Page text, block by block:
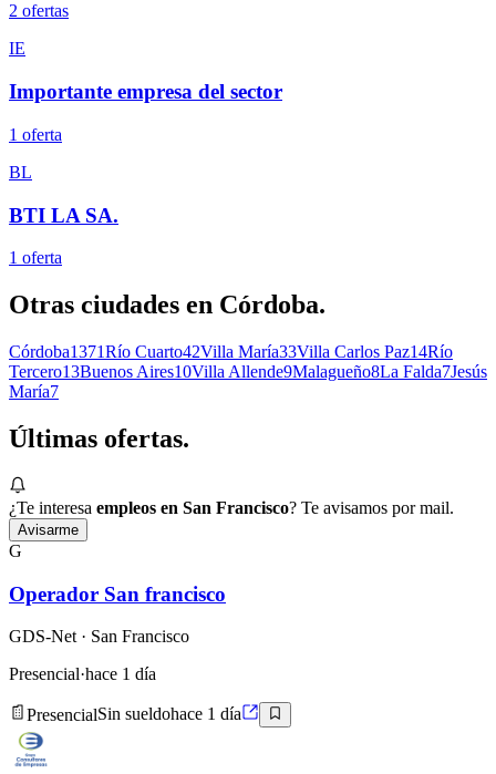
2 ofertas
IE
Importante empresa del sector
1 oferta
BL
BTI LA SA.
1 oferta
Otras ciudades en Córdoba.
Córdoba1371Río Cuarto42Villa María33Villa Carlos Paz14Río
Tercero13Buenos Aires10Villa Allende9Malagueño8La Falda7Jesús
María7
Últimas ofertas.
¿Te interesa empleos en San Francisco? Te avisamos por mail.
Avisarme
G
Operador San francisco
GDS-Net · San Francisco
Presencial·hace 1 día
PresencialSin sueldohace 1 día